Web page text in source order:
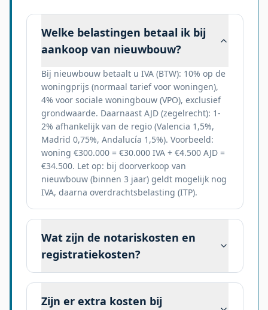
Welke belastingen betaal ik bij
aankoop van nieuwbouw?
Bij nieuwbouw betaalt u IVA (BTW): 10% op de
woningprijs (normaal tarief voor woningen),
4% voor sociale woningbouw (VPO), exclusief
grondwaarde. Daarnaast AJD (zegelrecht): 1-
2% afhankelijk van de regio (Valencia 1,5%,
Madrid 0,75%, Andalucía 1,5%). Voorbeeld:
woning €300.000 = €30.000 IVA + €4.500 AJD =
€34.500. Let op: bij doorverkoop van
nieuwbouw (binnen 3 jaar) geldt mogelijk nog
IVA, daarna overdrachtsbelasting (ITP).
Wat zijn de notariskosten en
registratiekosten?
Zijn er extra kosten bij